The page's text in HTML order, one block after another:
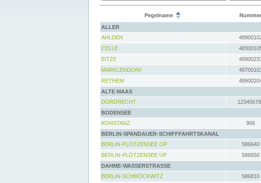
Pegelname Nummer
ALLER
AHLDEN
CELLE
EITZE
MARKLENDORF
RETHEM
ALTE MAAS
DORDRECHT
BODENSEE
KONSTANZ
906
BERLIN-SPANDAUER-SCHIFFFAHRTSKANAL
BERLIN-PLÖTZENSEE OP
586640
BERLIN-PLÖTZENSEE UP
586650
DAHME-WASSERSTRASSE
BERLIN-SCHMÖCKWITZ
586810